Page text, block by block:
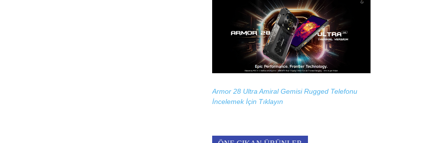
Armor 28 Ultra Amiral Gemisi Rugged Telefonu
İncelemek İçin Tıklayın